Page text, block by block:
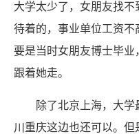
大学太少了，女朋友找
待着的，事业单位工资
要是当时女朋友博士毕
跟着她走。
除了北京上海，大
川重庆这边也还可以。